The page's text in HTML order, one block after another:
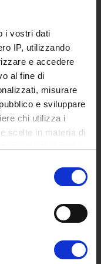
i vostri dati
IP, utilizzando
e accedere
al fine di
misurare
e sviluppare
chi utilizza i
scelte in materia di
in qualsiasi
o facendo clic
posizione
di qualche
Online
- PEC
degli insegnanti
Professionale